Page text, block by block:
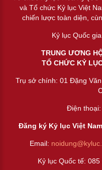
và Tổ chức Kỷ lục Việt
chiến lược toàn diện,
Kỷ lục Quốc
TRUNG ƯƠNG
TỔ CHỨC KỶ
Trụ sở chính: 01 Đặng
Điện
Đăng ký Kỷ lục Việt
Email:
Kỷ lục Quốc tế: